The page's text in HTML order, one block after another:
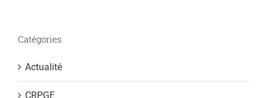
Catégories
Actualité
CRPGE